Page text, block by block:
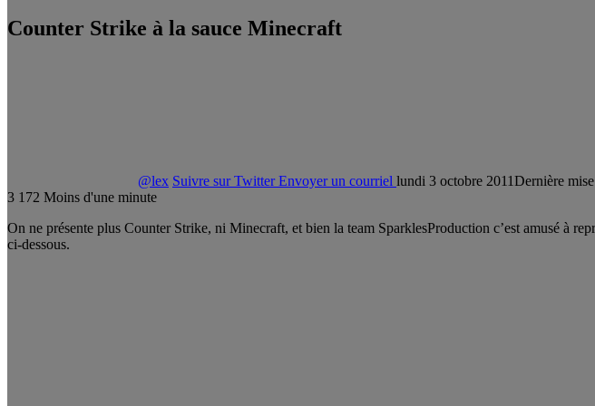
Counter Strike à la sauce Minecraft
@lex Suivre sur Twitter Envoyer un courriel lundi 3 octobre 2011Dernière
3 172 Moins d'une minute
On ne présente plus Counter Strike, ni Minecraft, et bien la team SparklesProduction c’est amusé à
ci-dessous.